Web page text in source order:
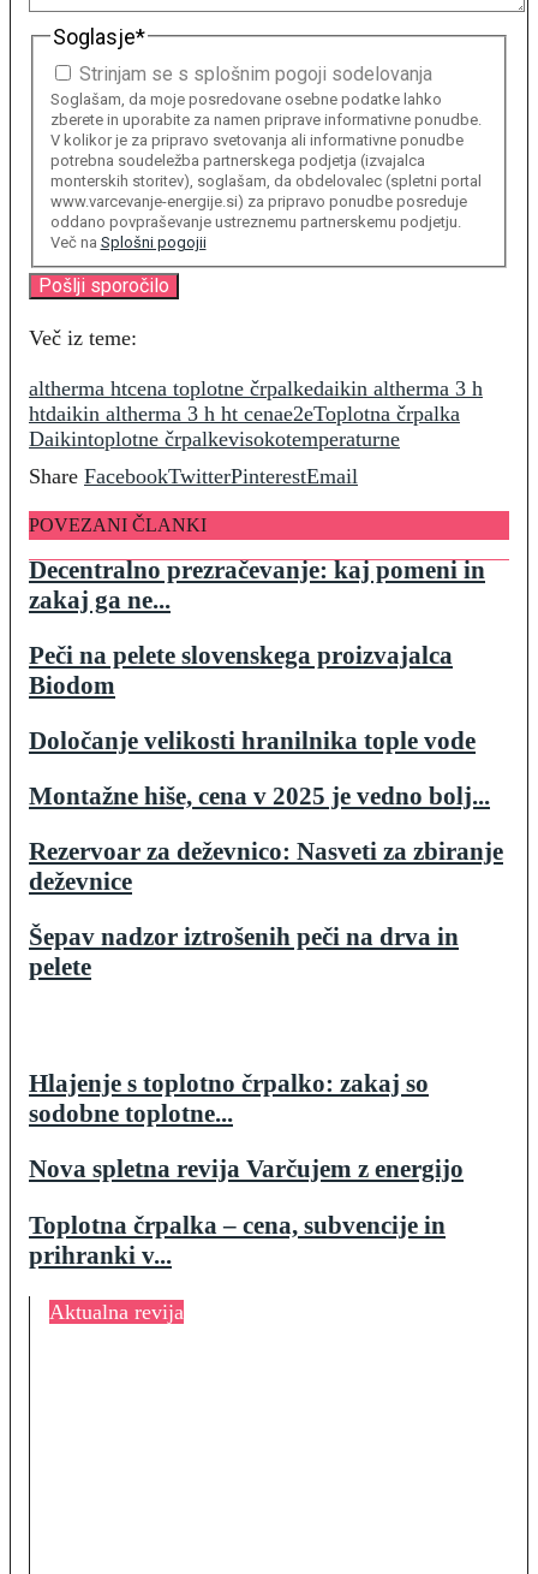
Soglasje*
Strinjam se s splošnim pogoji sodelovanja
Soglašam, da moje posredovane osebne podatke lahko
zberete in uporabite za namen priprave informativne ponudbe.
V kolikor je za pripravo svetovanja ali informativne ponudbe
potrebna soudeležba partnerskega podjetja (izvajalca
monterskih storitev), soglašam, da obdelovalec (spletni portal
www.varcevanje-energije.si) za pripravo ponudbe posreduje
oddano povpraševanje ustreznemu partnerskemu podjetju.
Več na Splošni pogojii
Več iz teme:
altherma htcena toplotne črpalkedaikin altherma 3 h
htdaikin altherma 3 h ht cenae2eToplotna črpalka
Daikintoplotne črpalkevisokotemperaturne
Share FacebookTwitterPinterestEmail
POVEZANI ČLANKI
Decentralno prezračevanje: kaj pomeni in
zakaj ga ne...
Peči na pelete slovenskega proizvajalca
Biodom
Določanje velikosti hranilnika tople vode
Montažne hiše, cena v 2025 je vedno bolj...
Rezervoar za deževnico: Nasveti za zbiranje
deževnice
Šepav nadzor iztrošenih peči na drva in
pelete
Hlajenje s toplotno črpalko: zakaj so
sodobne toplotne...
Nova spletna revija Varčujem z energijo
Toplotna črpalka – cena, subvencije in
prihranki v...
Aktualna revija